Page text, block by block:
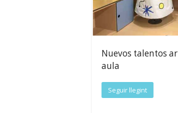
Nuevos talentos
aula
Seguir llegint